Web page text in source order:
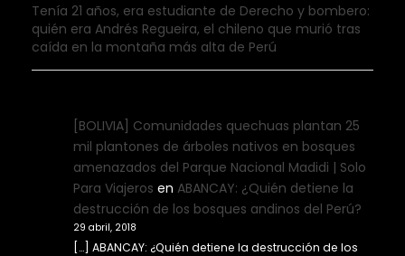
Tenía 21 años, era estudiante de Derecho y bombero:
quién era Andrés Regueira, el chileno que murió tras
caída en la montaña más alta de Perú
[BOLIVIA] Comunidades quechuas plantan 25
mil plantones de árboles nativos en bosques
amenazados del Parque Nacional Madidi | Solo
Para Viajeros en ABANCAY: ¿Quién detiene la
destrucción de los bosques andinos del Perú?
29 abril, 2018
[…] ABANCAY: ¿Quién detiene la destrucción de los